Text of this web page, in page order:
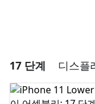
댓글 쓰기
17 단계 디스플